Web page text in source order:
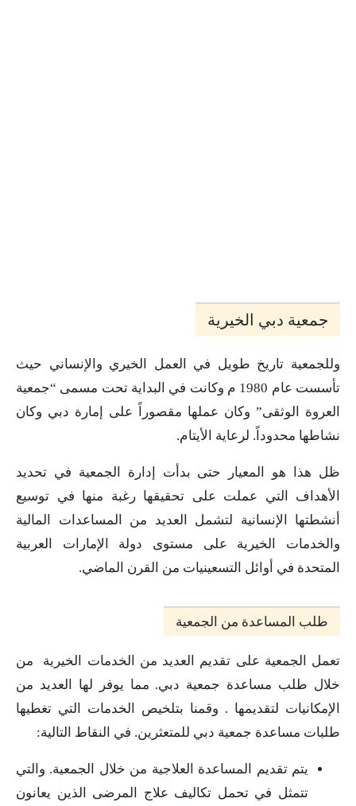
جمعية دبي الخيرية
وللجمعية تاريخ طويل في العمل الخيري والإنساني حيث
تأسست عام 1980 م وكانت في البداية تحت مسمى “جمعية
العروة الوثقى” وكان عملها مقصوراً على إمارة دبي وكان
نشاطها محدوداً. لرعاية الأيتام.
ظل هذا هو المعيار حتى بدأت إدارة الجمعية في تحديد
الأهداف التي عملت على تحقيقها رغبة منها في توسيع
أنشطتها الإنسانية لتشمل العديد من المساعدات المالية
والخدمات الخيرية على مستوى دولة الإمارات العربية
المتحدة في أوائل التسعينيات من القرن الماضي.
طلب المساعدة من الجمعية
تعمل الجمعية على تقديم العديد من الخدمات الخيرية من
خلال طلب مساعدة جمعية دبي. مما يوفر لها العديد من
الإمكانيات لتقديمها . وقمنا بتلخيص الخدمات التي تغطيها
طلبات مساعدة جمعية دبي للمتعثرين. في النقاط التالية:
يتم تقديم المساعدة العلاجية من خلال الجمعية. والتي
تتمثل في تحمل تكاليف علاج المرضى الذين يعانون